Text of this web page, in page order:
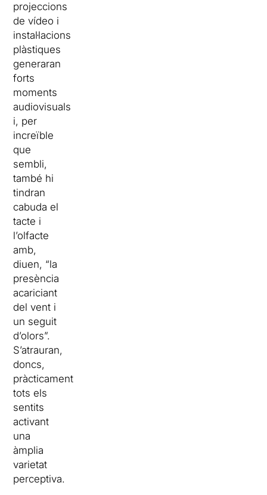
projeccions
de vídeo i
instal·lacions
plàstiques
generaran
forts
moments
audiovisuals
i, per
increïble
que
sembli,
també hi
tindran
cabuda el
tacte i
l’olfacte
amb,
diuen, “la
presència
acariciant
del vent i
un seguit
d’olors”.
S’atrauran,
doncs,
pràcticament
tots els
sentits
activant
una
àmplia
varietat
perceptiva.